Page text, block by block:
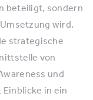
beteiligt, sondern
wird.
strategische
von
und
in ein